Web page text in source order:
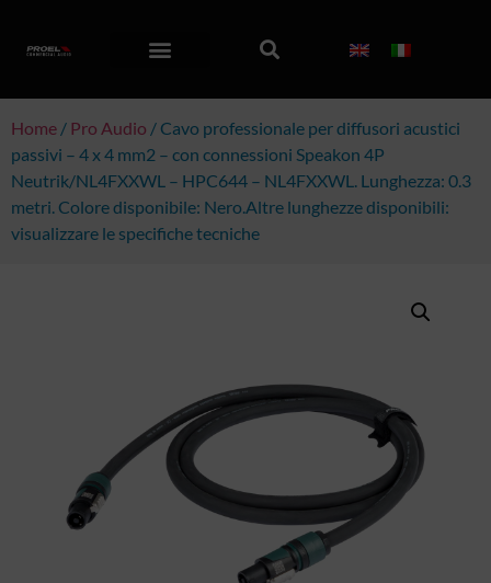
Home / Pro Audio / Cavo professionale per diffusori acustici
passivi – 4 x 4 mm2 – con connessioni Speakon 4P
Neutrik/NL4FXXWL – HPC644 – NL4FXXWL. Lunghezza: 0.3
metri. Colore disponibile: Nero.Altre lunghezze disponibili:
visualizzare le specifiche tecniche